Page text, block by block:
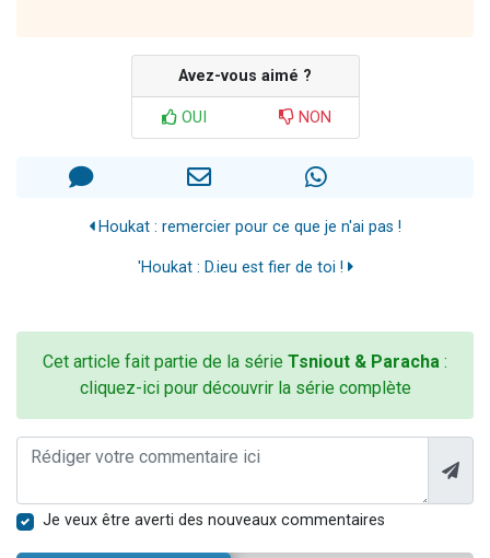
Avez-vous aimé ?
OUI NON
Houkat : remercier pour ce que je n'ai pas !
'Houkat : D.ieu est fier de toi !
Cet article fait partie de la série Tsniout & Paracha :
cliquez-ici pour découvrir la série complète
Je veux être averti des nouveaux commentaires